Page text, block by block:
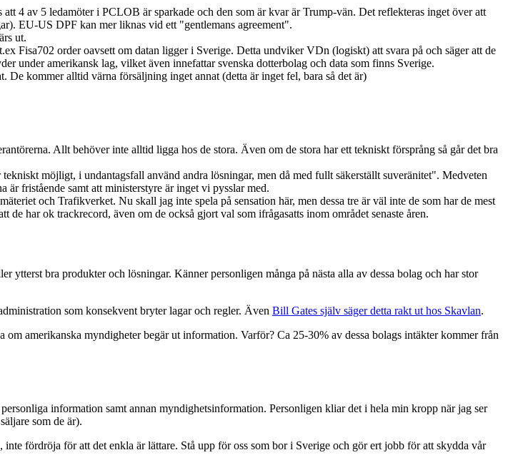
4 av 5 ledamöter i PCLOB är sparkade och den som är kvar är Trump-vän. Det reflekteras inget över att
EU-US DPF kan mer liknas vid ett "gentlemans agreement".
ut.
Fisa702 order oavsett om datan ligger i Sverige. Detta undviker VDn (logiskt) att svara på och säger att de
under amerikansk lag, vilket även innefattar svenska dotterbolag och data som finns Sverige.
kommer alltid värna försäljning inget annat (detta är inget fel, bara så det är)
Allt behöver inte alltid ligga hos de stora. Även om de stora har ett tekniskt försprång så går det bra
möjligt, i undantagsfall använd andra lösningar, men då med fullt säkerställt suveränitet". Medveten
fristående samt att ministerstyre är inget vi pysslar med.
och Trafikverket. Nu skall jag inte spela på sensation här, men dessa tre är väl inte de som har de mest
har ok trackrecord, även om de också gjort val som ifrågasatts inom området senaste åren.
bra produkter och lösningar. Känner personligen många på nästa alla av dessa bolag och har stor
som konsekvent bryter lagar och regler. Även Bill Gates själv säger detta rakt ut hos Skavlan.
amerikanska myndigheter begär ut information. Varför? Ca 25-30% av dessa bolags intäkter kommer från
information samt annan myndighetsinformation. Personligen kliar det i hela min kropp när jag ser
som de är).
fördröja för att det enkla är lättare. Stå upp för oss som bor i Sverige och gör ert jobb för att skydda vår